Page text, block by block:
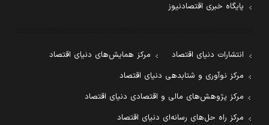
پایگاه خبری اقتصادنیوز
انتشارات دنیای اقتصاد
مرکز همایش‌های دنیای اقتصاد
مرکز نوآوری و شتابدهی دنیای اقتصاد
مرکز پژوهش‌های مالی و اقتصادی دنیای اقتصاد
مرکز راه حل‌های رسانه‌ای دنیای اقتصاد